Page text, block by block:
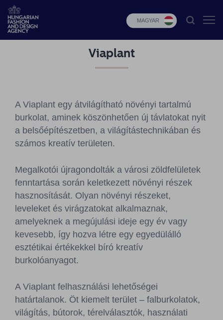
MAGYAR
Design
programok
Budapest
Hírek
Pályázatok
Sajtószoba
Kapcsolat
Viaplant
A Viaplant egy átvilágítható növényi tartalmú
burkolat, aminek köszönhetően új távlatokat nyit
a belsőépítészetben, a világítástechnikában és
számos kreatív területen.
Megalkotói újragondolták a városi zöldfelületek
fenntartása során keletkezett növényi részek
hasznosítását. Olyan növényi részeket,
leveleket és virágzatokat alkalmaznak,
amelyeknek a megújulási ideje egy év vagy
kevesebb, így hozva létre egy egyedülálló
esztétikai értékekkel bíró kreatív
burkolóanyagot.
A Viaplant felhasználási lehetőségei
határtalanok. Öt kiemelt terület – falburkolatok,
világítás, bútorok, térelválasztók, használati